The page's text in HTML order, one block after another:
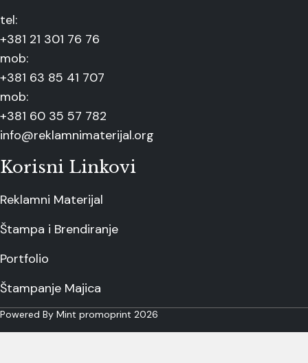
tel:
+381 21 301 76 76
mob:
+381 63 85 41 707
mob:
+381 60 35 57 782
info@reklamnimaterijal.org
Korisni Linkovi
Reklamni Materijal
Štampa i Brendiranje
Portfolio
Štampanje Majica
Powered By Mint promoprint 2026